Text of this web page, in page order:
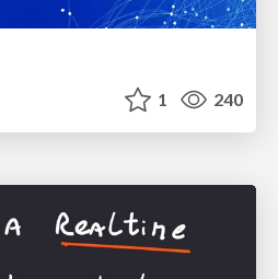
1 240